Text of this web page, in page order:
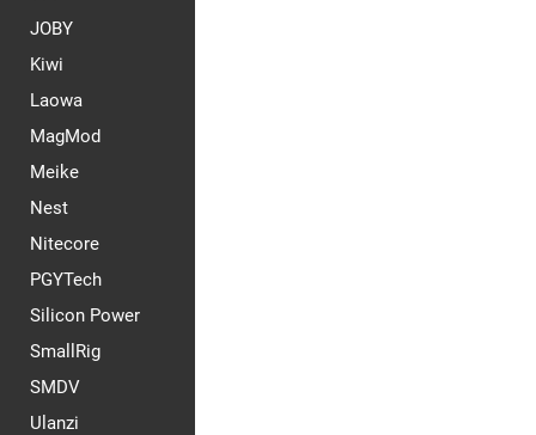
JOBY
Kiwi
Laowa
MagMod
Meike
Nest
Nitecore
PGYTech
Silicon Power
SmallRig
SMDV
Ulanzi